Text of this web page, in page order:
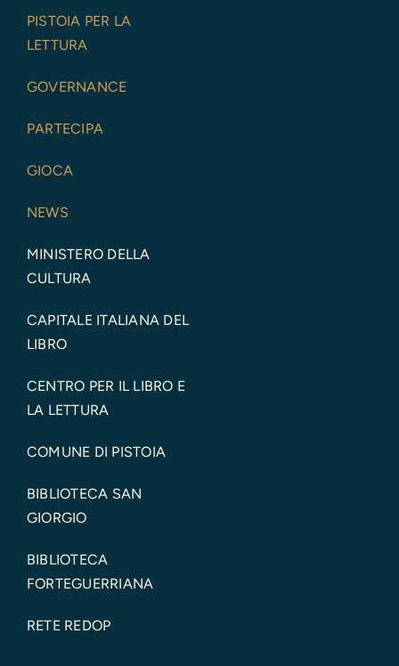
PISTOIA PER LA
LETTURA
GOVERNANCE
PARTECIPA
GIOCA
NEWS
MINISTERO DELLA
CULTURA
CAPITALE ITALIANA DEL
LIBRO
CENTRO PER IL LIBRO E
LA LETTURA
COMUNE DI PISTOIA
BIBLIOTECA SAN
GIORGIO
BIBLIOTECA
FORTEGUERRIANA
RETE REDOP